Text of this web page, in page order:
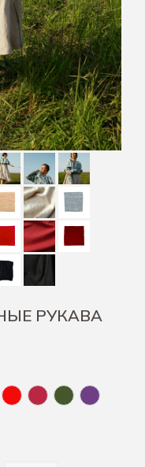
РУКАВА